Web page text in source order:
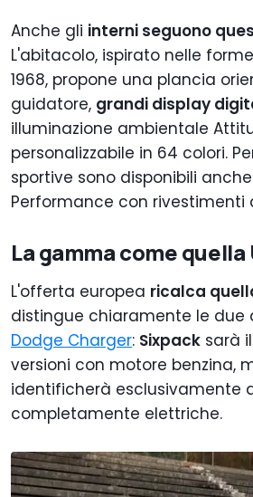
Anche gli interni seguono
L'abitacolo, ispirato nelle
1968, propone una plancia
guidatore, grandi display
illuminazione ambientale
personalizzabile in 64 colori.
sportive sono disponibili
Performance con rivestimenti
La gamma come quella
L'offerta europea ricalca
distingue chiaramente le due
Dodge Charger: Sixpack sarà
versioni con motore benzina,
identificherà esclusivamente
completamente elettriche.